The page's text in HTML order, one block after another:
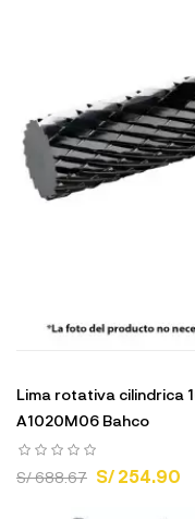
Lima rotativa cilindrica
A1020M06 Bahco
S/ 688.67 S/ 254.90